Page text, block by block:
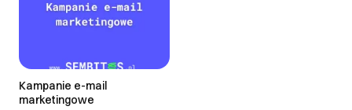
Kampanie e-mail
marketingowe